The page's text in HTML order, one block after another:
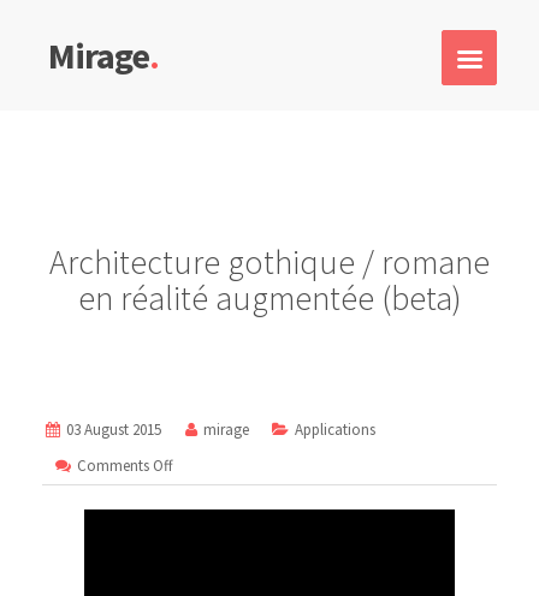
Mirage.
Architecture gothique / romane
en réalité augmentée (beta)
03 August 2015 mirage
Applications
Comments Offon
Architecture
gothique